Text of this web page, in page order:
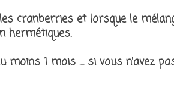
cranberries et lorsque le
hermétiques.
moins 1 mois .... si vous n'avez